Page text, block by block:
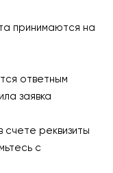
на
ответным
заявка
реквизиты
с